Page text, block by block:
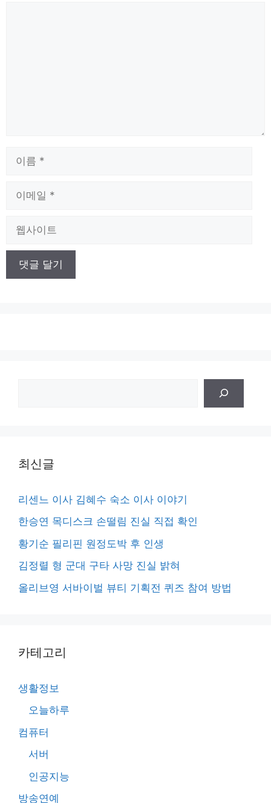
최신글
리센느 이사 김혜수 숙소 이사 이야기
한승연 목디스크 손떨림 진실 직접 확인
황기순 필리핀 원정도박 후 인생
김정렬 형 군대 구타 사망 진실 밝혀
올리브영 서바이벌 뷰티 기획전 퀴즈 참여 방법
카테고리
생활정보
오늘하루
컴퓨터
서버
인공지능
방송연예